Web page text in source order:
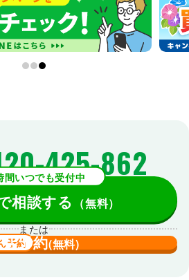
425-862
間いつでも受付中
相談する （無料）
または
予約予約(無料)